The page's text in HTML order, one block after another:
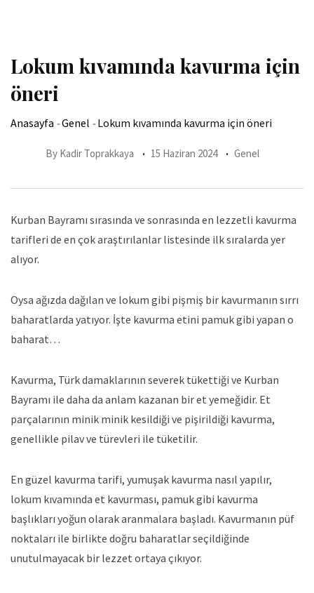
Lokum kıvamında kavurma için
öneri
Anasayfa -Genel -Lokum kıvamında kavurma için öneri
By Kadir Toprakkaya 15 Haziran 2024 Genel
Kurban Bayramı sırasında ve sonrasında en lezzetli kavurma
tarifleri de en çok araştırılanlar listesinde ilk sıralarda yer
alıyor.
Oysa ağızda dağılan ve lokum gibi pişmiş bir kavurmanın sırrı
baharatlarda yatıyor. İşte kavurma etini pamuk gibi yapan o
baharat…
Kavurma, Türk damaklarının severek tükettiği ve Kurban
Bayramı ile daha da anlam kazanan bir et yemeğidir. Et
parçalarının minik minik kesildiği ve pişirildiği kavurma,
genellikle pilav ve türevleri ile tüketilir.
En güzel kavurma tarifi, yumuşak kavurma nasıl yapılır,
lokum kıvamında et kavurması, pamuk gibi kavurma
başlıkları yoğun olarak aranmalara başladı. Kavurmanın püf
noktaları ile birlikte doğru baharatlar seçildiğinde
unutulmayacak bir lezzet ortaya çıkıyor.